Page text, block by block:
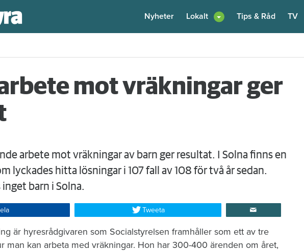
Nyheter Lokalt Tips & Råd TV
mot vräkningar ger
arbete mot vräkningar av barn ger resultat. I Solna finns en
lyckades hitta lösningar i 107 fall av 108 för två år sedan.
barn i Solna.
Tweeta
är hyresrådgivaren som Socialstyrelsen framhåller som ett av tre
man kan arbeta med vräkningar. Hon har 300-400 ärenden om året,